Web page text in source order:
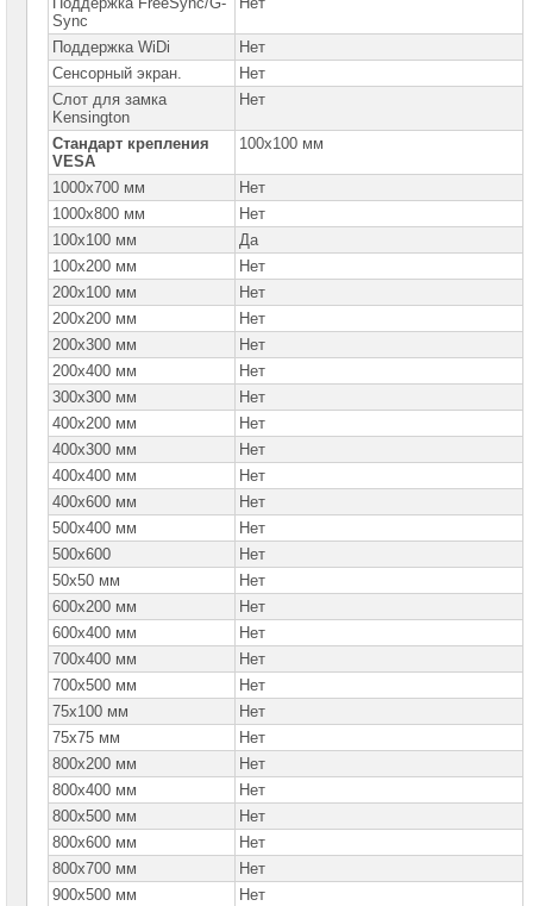
Sync
Поддержка WiDi
Нет
Сенсорный экран.
Нет
Слот для замка
Kensington
Нет
Стандарт крепления
VESA
100x100 мм
1000x700 мм
Нет
1000x800 мм
Нет
100x100 мм
Да
100x200 мм
Нет
200x100 мм
Нет
200x200 мм
Нет
200x300 мм
Нет
200x400 мм
Нет
300x300 мм
Нет
400x200 мм
Нет
400x300 мм
Нет
400x400 мм
Нет
400x600 мм
Нет
500x400 мм
Нет
500x600
Нет
50x50 мм
Нет
600x200 мм
Нет
600x400 мм
Нет
700x400 мм
Нет
700x500 мм
Нет
75x100 мм
Нет
75x75 мм
Нет
800x200 мм
Нет
800x400 мм
Нет
800x500 мм
Нет
800x600 мм
Нет
800x700 мм
Нет
900x500 мм
Нет